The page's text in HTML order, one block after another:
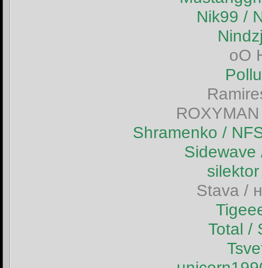
Nik99 /
oO
Shramenko /
Sidewave
Stava /
Total /